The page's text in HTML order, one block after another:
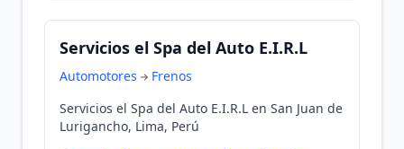
Servicios el Spa del Auto E.I.R.L
Automotores
Frenos
Servicios el Spa del Auto E.I.R.L en San Juan de
Lurigancho, Lima, Perú